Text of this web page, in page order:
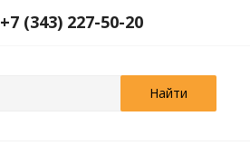
+7 (343) 227-50-20